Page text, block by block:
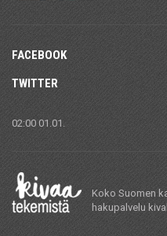
Koko Suomen
hakupalvelu
FACEBOOK
TWITTER
02:00 01.01.